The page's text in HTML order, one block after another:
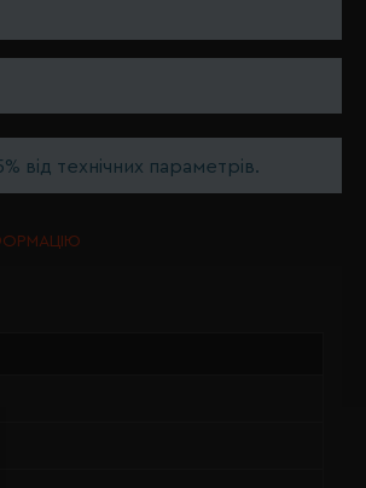
від технічних параметрів.